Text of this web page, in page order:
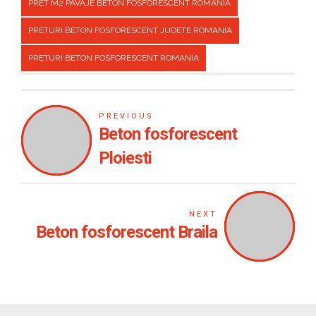
PRET M2 PAVAJE BETON FOSFORESCENT ROMANIA
PRETURI BETON FOSFORESCENT JUDETE ROMANIA
PRETURI BETON FOSFORESCENT ROMANIA
PREVIOUS
Beton fosforescent
Ploiesti
NEXT
Beton fosforescent Braila